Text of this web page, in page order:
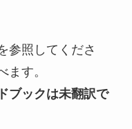
参照してくださ
ます。
ブックは未翻訳で